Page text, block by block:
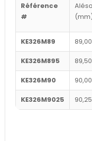
Référence
#
KE326M89 89,00
KE326M895 89,50
KE326M90 90,00
KE326M9025 90,25